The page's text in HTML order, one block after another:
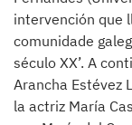
intervención que
comunidade
século XX’. A
Arancha Estévez
la actriz María